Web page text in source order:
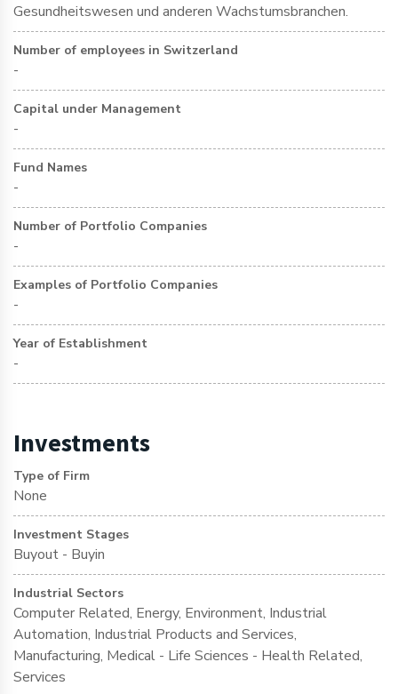
Gesundheitswesen und anderen Wachstumsbranchen.
Number of employees in Switzerland
-
Capital under Management
-
Fund Names
-
Number of Portfolio Companies
-
Examples of Portfolio Companies
-
Year of Establishment
-
Investments
Type of Firm
None
Investment Stages
Buyout - Buyin
Industrial Sectors
Computer Related, Energy, Environment, Industrial
Automation, Industrial Products and Services,
Manufacturing, Medical - Life Sciences - Health Related,
Services